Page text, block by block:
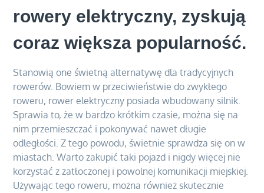
rowery elektryczny, zyskują
coraz większa popularność.
Stanowią one świetną alternatywę dla tradycyjnych
rowerów. Bowiem w przeciwieństwie do zwykłego
roweru, rower elektryczny posiada wbudowany silnik.
Sprawia to, że w bardzo krótkim czasie, można się na
nim przemieszczać i pokonywać nawet długie
odległości. Z tego powodu, świetnie sprawdza się on w
miastach. Warto zakupić taki pojazd i nigdy więcej nie
korzystać z zatłoczonej i powolnej komunikacji miejskiej.
Używając tego roweru, można również skutecznie